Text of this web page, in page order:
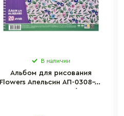
В наличии
Альбом для рисования
Flowers Апельсин АП-0308-8,